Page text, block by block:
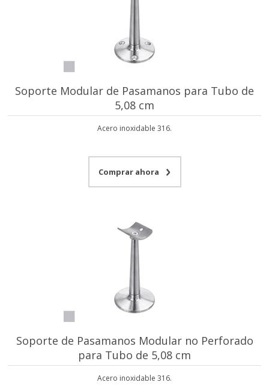
Soporte Modular de Pasamanos para Tubo de
5,08 cm
Acero inoxidable 316.
Comprar ahora
Soporte de Pasamanos Modular no Perforado
para Tubo de 5,08 cm
Acero inoxidable 316.